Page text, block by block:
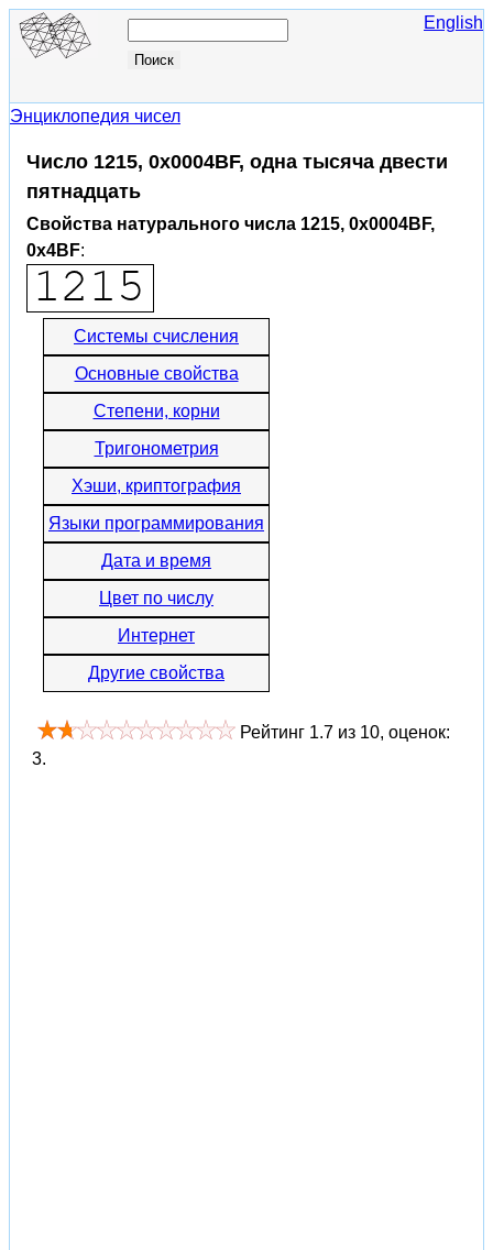
English
Энциклопедия чисел
Число 1215, 0x0004BF, одна тысяча двести
пятнадцать
Свойства натурального числа 1215, 0x0004BF,
0x4BF:
Системы счисления
Основные свойства
Степени, корни
Тригонометрия
Хэши, криптография
Языки программирования
Дата и время
Цвет по числу
Интернет
Другие свойства
Рейтинг 1.7 из 10, оценок:
3.